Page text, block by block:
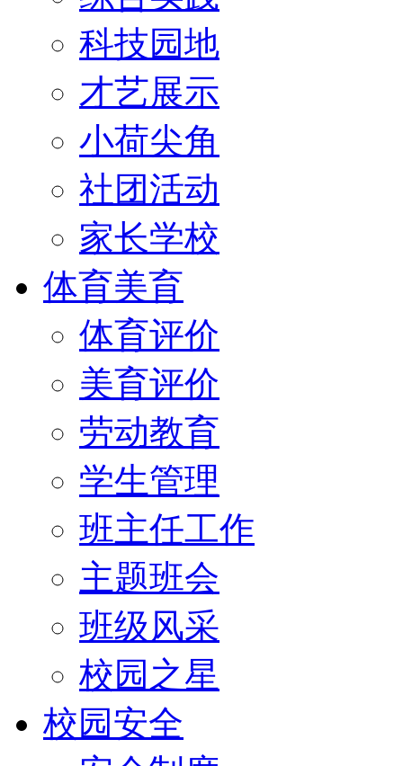
科技园地
才艺展示
小荷尖角
社团活动
家长学校
体育美育
体育评价
美育评价
劳动教育
学生管理
班主任工作
主题班会
班级风采
校园之星
校园安全